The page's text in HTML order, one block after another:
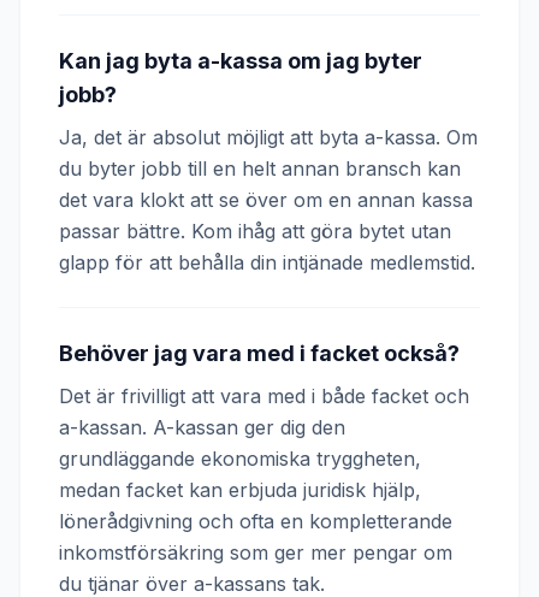
Kan jag byta a-kassa om jag byter
jobb?
Ja, det är absolut möjligt att byta a-kassa. Om
du byter jobb till en helt annan bransch kan
det vara klokt att se över om en annan kassa
passar bättre. Kom ihåg att göra bytet utan
glapp för att behålla din intjänade medlemstid.
Behöver jag vara med i facket också?
Det är frivilligt att vara med i både facket och
a-kassan. A-kassan ger dig den
grundläggande ekonomiska tryggheten,
medan facket kan erbjuda juridisk hjälp,
lönerådgivning och ofta en kompletterande
inkomstförsäkring som ger mer pengar om
du tjänar över a-kassans tak.